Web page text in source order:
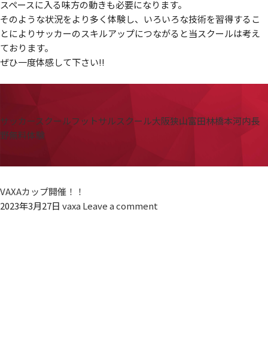
スペースに入る味方の動きも必要になります。
そのような状況をより多く体験し、いろいろな技術を習得するこ
とによりサッカーのスキルアップにつながると当スクールは考え
ております。
ぜひ一度体感して下さい!!
サッカースクールフットサルスクール大阪狭山富田林橋本河内長
野無料体験
VAXAカップ開催！！
2023年3月27日 vaxa Leave a comment